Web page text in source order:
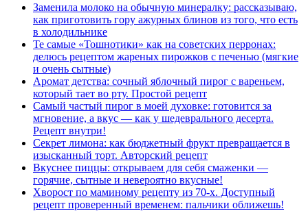
Заменила молоко на обычную минералку: рассказываю,
как приготовить гору ажурных блинов из того, что есть
в холодильнике
Те самые «Тошнотики» как на советских перронах:
делюсь рецептом жареных пирожков с печенью (мягкие
и очень сытные)
Аромат детства: сочный яблочный пирог с вареньем,
который тает во рту. Простой рецепт
Самый частый пирог в моей духовке: готовится за
мгновение, а вкус — как у шедеврального десерта.
Рецепт внутри!
Секрет лимона: как бюджетный фрукт превращается в
изысканный торт. Авторский рецепт
Вкуснее пиццы: открываем для себя смаженки —
горячие, сытные и невероятно вкусные!
Хворост по маминому рецепту из 70-х. Доступный
рецепт проверенный временем: пальчики оближешь!